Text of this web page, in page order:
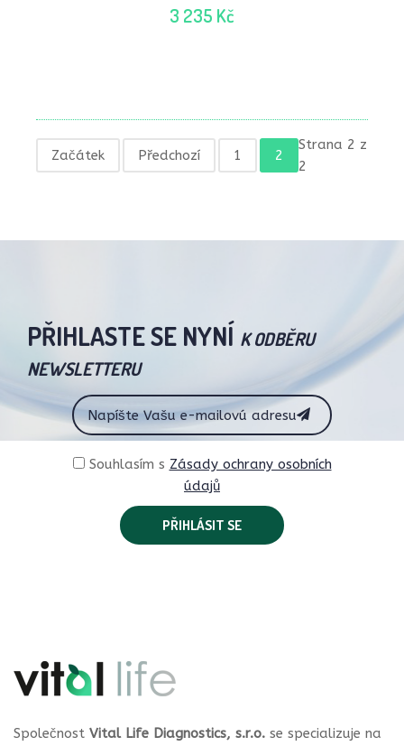
3 235 Kč
Začátek Předchozí 1 2
Strana 2 z
2
PŘIHLASTE SE NYNÍ K ODBĚRU
NEWSLETTERU
Souhlasím s Zásady ochrany osobních
údajů
Společnost Vital Life Diagnostics, s.r.o. se specializuje na